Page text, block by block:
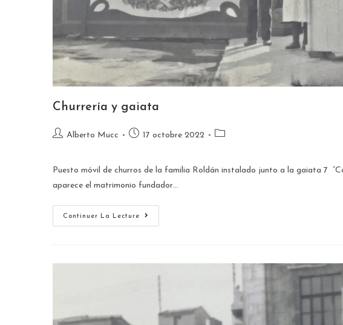
Churrería y gaiata
Alberto Mucc 17 octobre 2022
Puesto móvil de churros de la familia Roldán instalado junto a la gaiata 7
aparece el matrimonio fundador…
Continuer La Lecture